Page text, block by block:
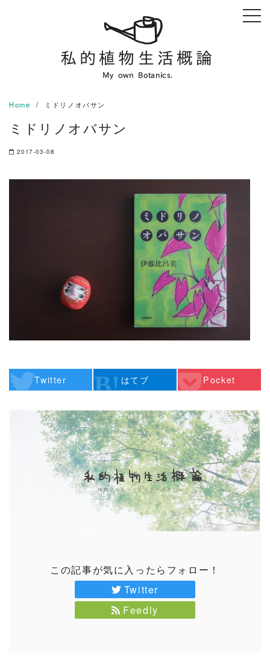
Home ミドリノオバサン
ミドリノオバサン
2017-03-08
Twitter はてブ Pocket
この記事が気に入ったらフォロー！
Twitter
Feedly